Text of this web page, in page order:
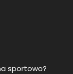
sportowo?